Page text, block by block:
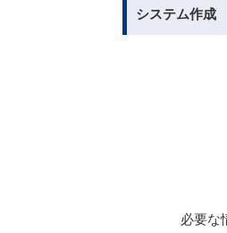
システム作成
必要な